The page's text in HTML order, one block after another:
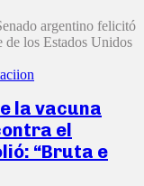
argentino felicitó
de los Estados Unidos
la vacuna
el
“Bruta e